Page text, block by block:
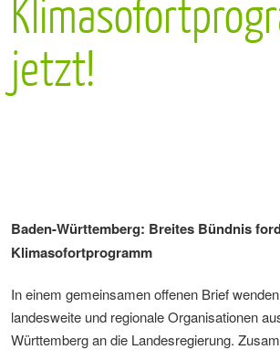
jetzt!
Baden-Württemberg: Breites Bündnis
Klimasofortprogramm
In einem gemeinsamen offenen Brief
landesweite und regionale Organisationen
Württemberg an die Landesregierung.